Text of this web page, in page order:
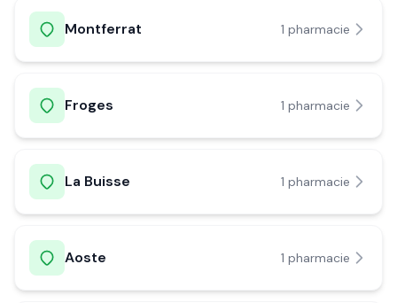
Montferrat 1 pharmacie
Froges 1 pharmacie
La Buisse 1 pharmacie
Aoste 1 pharmacie